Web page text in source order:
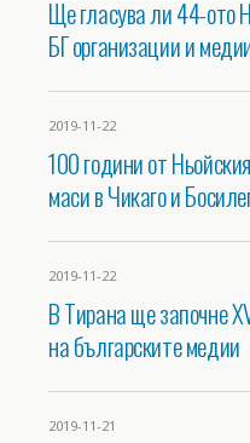
Ще гласува ли 44-ото
БГ организации и
2019-11-22
100 години от
маси в Чикаго и
2019-11-22
В Тирана ще започне
на българските медии
2019-11-21